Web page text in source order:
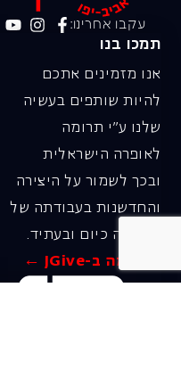
עקבו אחרינו:
תמכו בנו
אנו מזמינים אתכם
להיות שותפים בעשיה
שלנו ע"י תרומה
לאופרה הישראלית
ובכך לשמור על היצירה
והחדשנות בעבודתה של
האופרה כיום ובעתיד.
לתרומה ב-JGive ←